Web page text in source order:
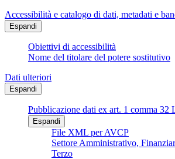
Accessibilità e catalogo di dati, metadati e
Espandi
Obiettivi di accessibilità
Nome del titolare del potere sostitutivo
Dati ulteriori
Espandi
Pubblicazione dati ex art. 1 comma 32
Espandi
File XML per AVCP
Settore Amministrativo,
Terzo